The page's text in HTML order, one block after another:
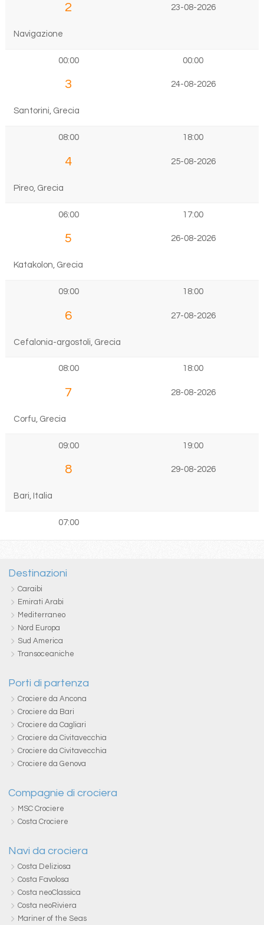
2 23-08-2026
Navigazione
00:00 00:00
3 24-08-2026
Santorini, Grecia
08:00 18:00
4 25-08-2026
Pireo, Grecia
06:00 17:00
5 26-08-2026
Katakolon, Grecia
09:00 18:00
6 27-08-2026
Cefalonia-argostoli, Grecia
08:00 18:00
7 28-08-2026
Corfu, Grecia
09:00 19:00
8 29-08-2026
Bari, Italia
07:00
Destinazioni
Caraibi
Emirati Arabi
Mediterraneo
Nord Europa
Sud America
Transoceaniche
Porti di partenza
Crociere da Ancona
Crociere da Bari
Crociere da Cagliari
Crociere da Civitavecchia
Crociere da Civitavecchia
Crociere da Genova
Compagnie di crociera
MSC Crociere
Costa Crociere
Navi da crociera
Costa Deliziosa
Costa Favolosa
Costa neoClassica
Costa neoRiviera
Mariner of the Seas